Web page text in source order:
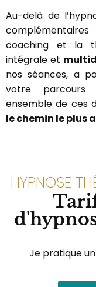
Au-delà de
coaching et la
intégrale et
nos séances, a
votre parcours
ensemble de ces
le chemin le plus
HYPNOSE
Je pratique